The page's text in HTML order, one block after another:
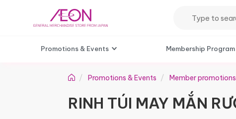
Promotions & Events Membership Program
Promotions & Events Member promotions
RINH TÚI MAY MẮN